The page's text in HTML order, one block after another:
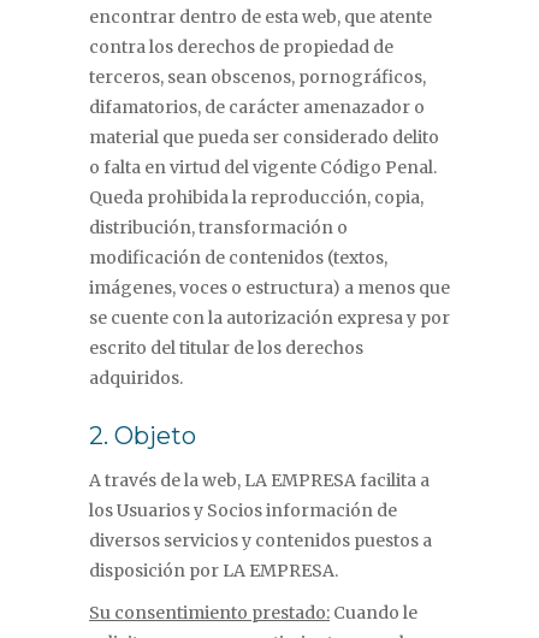
encontrar dentro de esta web, que atente
contra los derechos de propiedad de
terceros, sean obscenos, pornográficos,
difamatorios, de carácter amenazador o
material que pueda ser considerado delito
o falta en virtud del vigente Código Penal.
Queda prohibida la reproducción, copia,
distribución, transformación o
modificación de contenidos (textos,
imágenes, voces o estructura) a menos que
se cuente con la autorización expresa y por
escrito del titular de los derechos
adquiridos.
2. Objeto
A través de la web, LA EMPRESA facilita a
los Usuarios y Socios información de
diversos servicios y contenidos puestos a
disposición por LA EMPRESA.
Su consentimiento prestado: Cuando le